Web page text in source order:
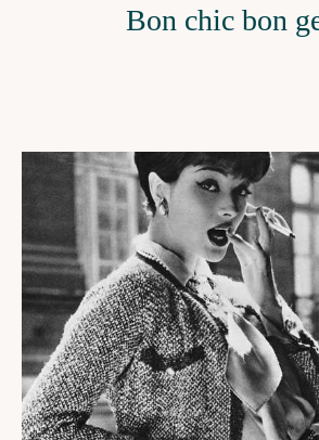
Bon chic bon